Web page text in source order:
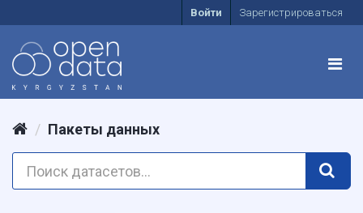
Войти Зарегистрироваться
Пакеты данных